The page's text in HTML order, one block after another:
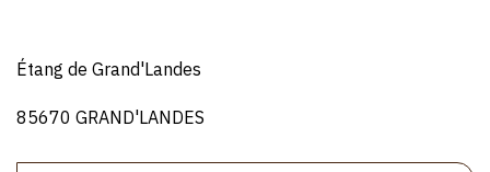
Étang de Grand'Landes
85670 GRAND'LANDES